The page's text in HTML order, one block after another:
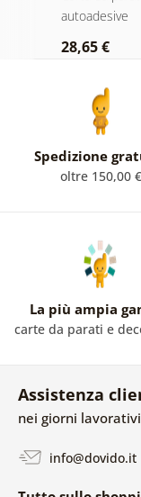
sfumatura
autoadesive
28,65 €
Spedizione
oltre 150,00 €
La più ampia
carte da parati e
Assistenza
nei giorni
info@dovido.it